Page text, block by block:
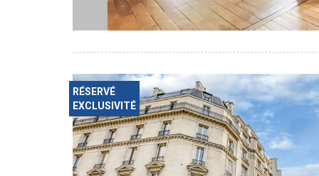
RÉSERVÉ
EXCLUSIVITÉ